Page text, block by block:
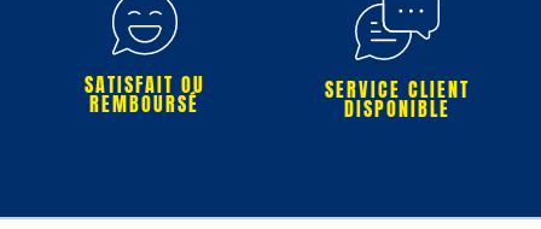
SATISFAIT OU
REMBOURSÉ SERVICE CLIENT
DISPONIBLE